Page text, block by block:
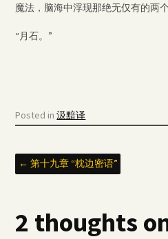
魔法，脑海中浮现那绝无仅有的两个
“月石。”
Posted in汲黯译
Post
navigation
← 第十九章 “枕边密语”
2 thoughts